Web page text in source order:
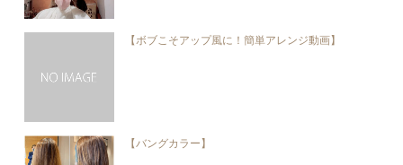
【ボブこそアップ風に！簡単アレンジ動画】
【バングカラー】